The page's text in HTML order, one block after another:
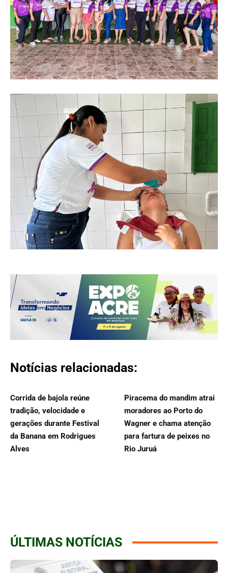
Notícias relacionadas:
Corrida de bajola reúne
tradição, velocidade e
gerações durante Festival
da Banana em Rodrigues
Alves
Piracema do mandim atrai
moradores ao Porto do
Wagner e chama atenção
para fartura de peixes no
Rio Juruá
ÚLTIMAS NOTÍCIAS